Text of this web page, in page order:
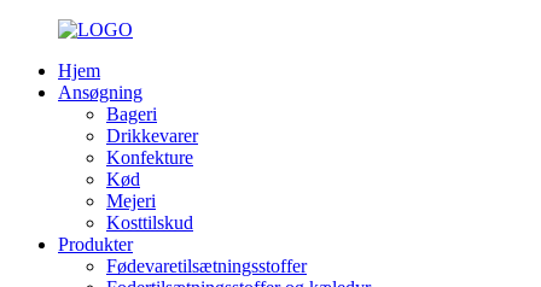
Hjem
Ansøgning
Bageri
Drikkevarer
Konfekture
Kød
Mejeri
Kosttilskud
Produkter
Fødevaretilsætningsstoffer